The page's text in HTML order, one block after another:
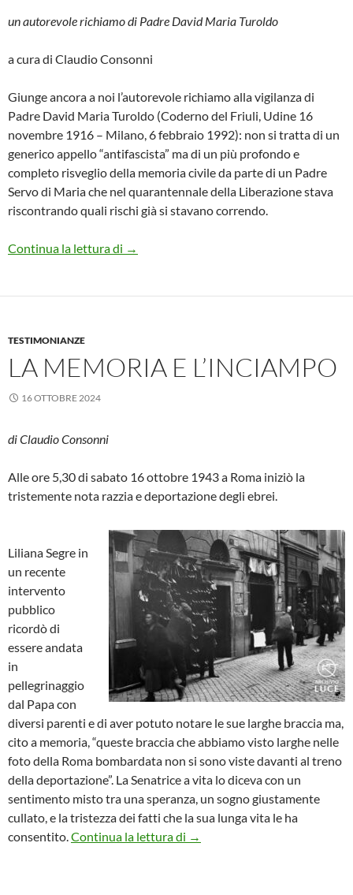
un autorevole richiamo di Padre David Maria Turoldo
a cura di Claudio Consonni
Giunge ancora a noi l’autorevole richiamo alla vigilanza di
Padre David Maria Turoldo (Coderno del Friuli, Udine 16
novembre 1916 – Milano, 6 febbraio 1992): non si tratta di un
generico appello “antifascista” ma di un più profondo e
completo risveglio della memoria civile da parte di un Padre
Servo di Maria che nel quarantennale della Liberazione stava
riscontrando quali rischi già si stavano correndo.
Continua la lettura di Verso l’80° della Liberazione
→
TESTIMONIANZE
LA MEMORIA E L’INCIAMPO
16 OTTOBRE 2024
di Claudio Consonni
Alle ore 5,30 di sabato 16 ottobre 1943 a Roma iniziò la
tristemente nota razzia e deportazione degli ebrei.
Liliana Segre in
un recente
intervento
pubblico
ricordò di
essere andata
in
pellegrinaggio
dal Papa con
diversi parenti e di aver potuto notare le sue larghe braccia ma,
cito a memoria, “queste braccia che abbiamo visto larghe nelle
foto della Roma bombardata non si sono viste davanti al treno
della deportazione”. La Senatrice a vita lo diceva con un
sentimento misto tra una speranza, un sogno giustamente
cullato, e la tristezza dei fatti che la sua lunga vita le ha
consentito.Continua la lettura di La memoria e l’inciampo
→